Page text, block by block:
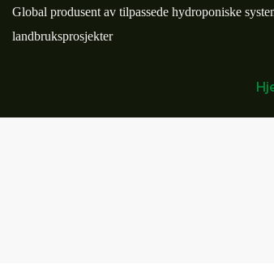
Global produsent av tilpassede hydroponiske
landbruksprosjekter